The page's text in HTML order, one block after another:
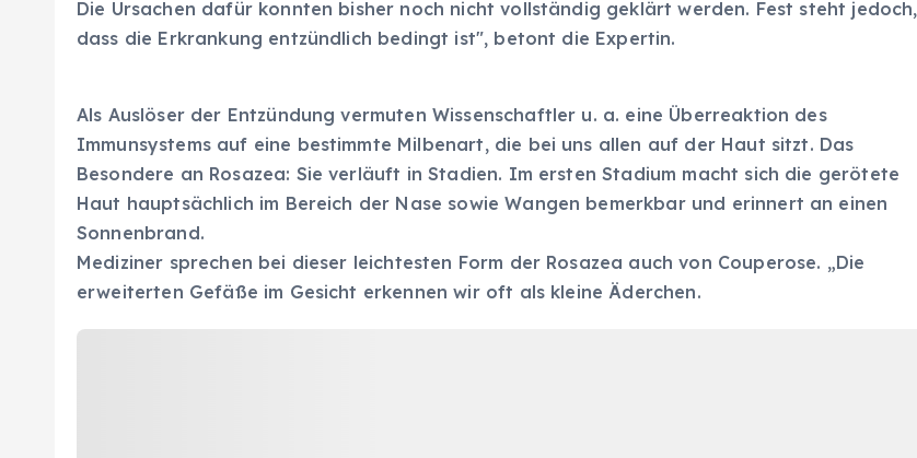
Die Ursachen dafür konnten bisher noch nicht vollständig geklärt werden. Fest steht jedoch,
dass die Erkrankung entzündlich bedingt ist", betont die Expertin.
Als Auslöser der Entzündung vermuten Wissenschaftler u. a. eine Überreaktion des
Immunsystems auf eine bestimmte Milbenart, die bei uns allen auf der Haut sitzt. Das
Besondere an Rosazea: Sie verläuft in Stadien. Im ersten Stadium macht sich die gerötete
Haut hauptsächlich im Bereich der Nase sowie Wangen bemerkbar und erinnert an einen
Sonnenbrand.
Mediziner sprechen bei dieser leichtesten Form der Rosazea auch von Couperose. „Die
erweiterten Gefäße im Gesicht erkennen wir oft als kleine Äderchen.